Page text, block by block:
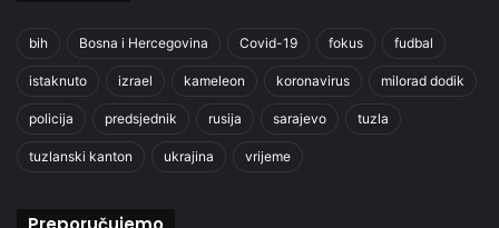
bih Bosna i Hercegovina Covid-19 fokus fudbal
istaknuto izrael kameleon koronavirus milorad dodik
policija predsjednik rusija sarajevo tuzla
tuzlanski kanton ukrajina vrijeme